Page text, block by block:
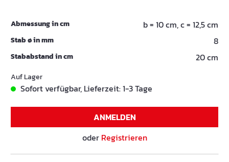
Abmessung in cm b = 10 cm, c = 12,5 cm
Stab ø in mm 8
Stababstand in cm 20 cm
Auf Lager
Sofort verfügbar, Lieferzeit: 1-3 Tage
ANMELDEN
oder Registrieren